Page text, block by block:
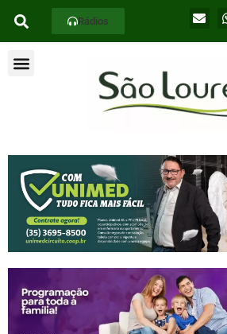
Rádios